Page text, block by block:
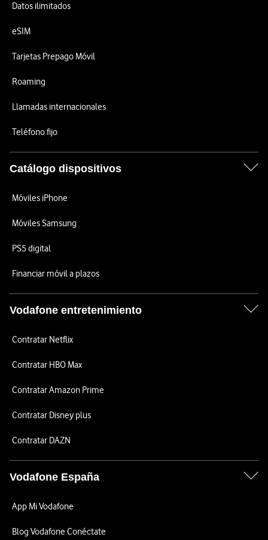
Datos ilimitados
eSIM
Tarjetas Prepago Móvil
Roaming
Llamadas internacionales
Teléfono fijo
Catálogo dispositivos
Móviles iPhone
Móviles Samsung
PS5 digital
Financiar móvil a plazos
Vodafone entretenimiento
Contratar Netflix
Contratar HBO Max
Contratar Amazon Prime
Contratar Disney plus
Contratar DAZN
Vodafone España
App Mi Vodafone
Blog Vodafone Conéctate